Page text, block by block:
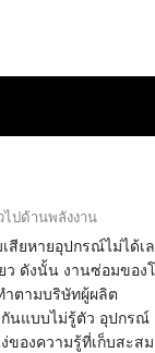
ไปด้านพลังงาน
สียหายอุปกรณ์ไม่ได้เ
ว ดังนั้น งานซ่อมของ
ำตามบริษัทผู้ผลิต
กันแบบไม่รู้ตัว อุปกรณ์
ของความรู้ที่เก็บสะสม